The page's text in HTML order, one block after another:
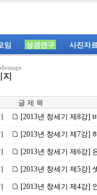
임 성경연구 사진자
글 제 목
[2013년 창세기 제8강]
[2013년 창세기 제7강]
[2013년 창세기 제6강]
[2013년 창세기 제5강]
[2013년 창세기 제4강]